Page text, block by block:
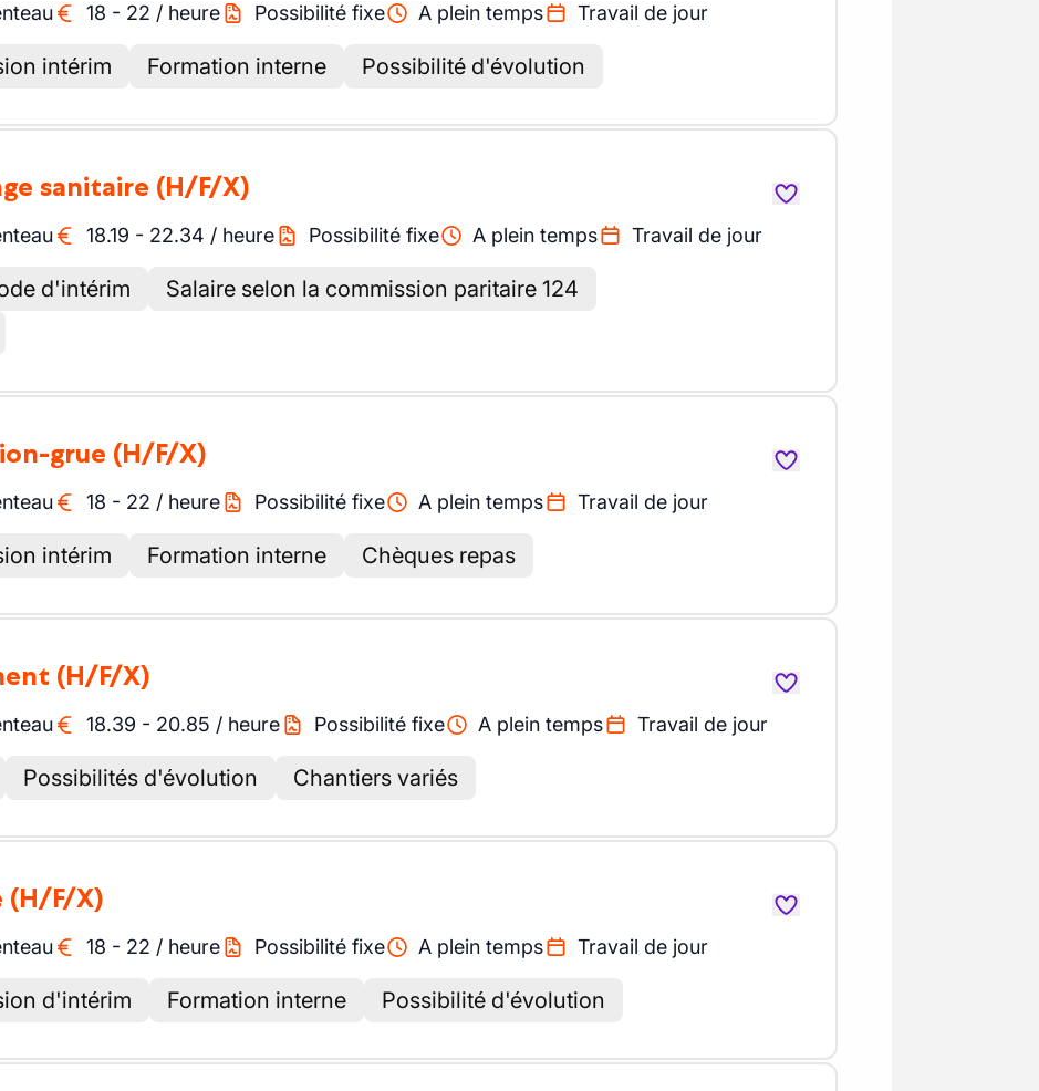
18 - 22 / heure Possibilité fixe A plein temps Travail de jour
intérim Formation interne Possibilité d'évolution
sanitaire (H/F/X)
18.19 - 22.34 / heure Possibilité fixe A plein temps Travail de jour
d'intérim
Salaire selon la commission paritaire 124
grue (H/F/X)
18 - 22 / heure Possibilité fixe A plein temps Travail de jour
intérim Formation interne Chèques repas
(H/F/X)
18.39 - 20.85 / heure Possibilité fixe A plein temps Travail de jour
Possibilités d'évolution Chantiers variés
(H/F/X)
18 - 22 / heure Possibilité fixe A plein temps Travail de jour
d'intérim Formation interne Possibilité d'évolution